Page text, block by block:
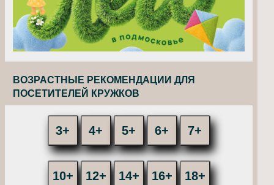
ВОЗРАСТНЫЕ РЕКОМЕНДАЦИИ ДЛЯ
ПОСЕТИТЕЛЕЙ КРУЖКОВ
3+ 4+ 5+ 6+ 7+
10+ 12+ 14+ 16+ 18+